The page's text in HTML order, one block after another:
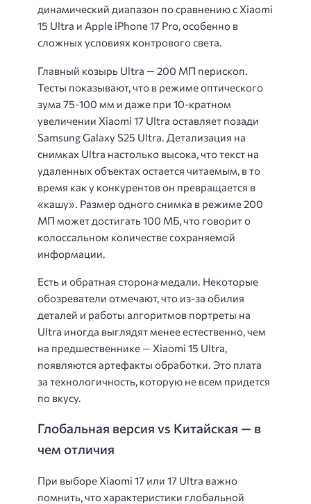
динамический диапазон по сравнению с Xiaomi
15 Ultra и Apple iPhone 17 Pro, особенно в
сложных условиях контрового света.
Главный козырь Ultra — 200 МП перископ.
Тесты показывают, что в режиме оптического
зума 75-100 мм и даже при 10-кратном
увеличении Xiaomi 17 Ultra оставляет позади
Samsung Galaxy S25 Ultra. Детализация на
снимках Ultra настолько высока, что текст на
удаленных объектах остается читаемым, в то
время как у конкурентов он превращается в
«кашу». Размер одного снимка в режиме 200
МП может достигать 100 МБ, что говорит о
колоссальном количестве сохраняемой
информации.
Есть и обратная сторона медали. Некоторые
обозреватели отмечают, что из-за обилия
деталей и работы алгоритмов портреты на
Ultra иногда выглядят менее естественно, чем
на предшественнике — Xiaomi 15 Ultra,
появляются артефакты обработки. Это плата
за технологичность, которую не всем придется
по вкусу.
Глобальная версия vs Китайская — в
чем отличия
При выборе Xiaomi 17 или 17 Ultra важно
помнить, что характеристики глобальной